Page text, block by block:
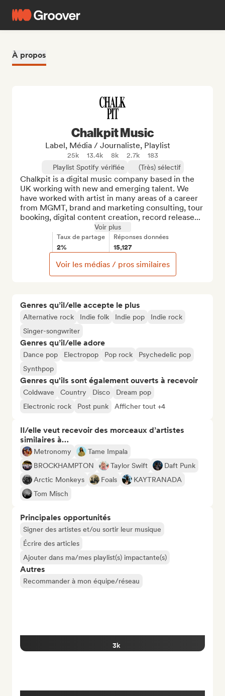
À propos
Genres qu’il/elle accepte le plus
Alternative rock Indie folk Indie pop
Indie rock
Singer-songwriter
Genres qu’il/elle adore
Dance pop Electropop Pop rock
Psychedelic pop
Synthpop
Genres qu'ils sont également ouverts à recevoir
Coldwave Country Disco
Dream pop
Electronic rock
Post punk Afficher tout +4
Il/elle veut recevoir des morceaux d’artistes
similaires à…
Metronomy
Tame Impala
BROCKHAMPTON
Taylor Swift
Daft Punk
Arctic Monkeys
Foals
KAYTRANADA
Tom Misch
Principales opportunités
Signer des artistes et/ou sortir leur musique
Écrire des articles
Ajouter dans ma/mes playlist(s) impactante(s)
Autres
Recommander à mon équipe/réseau
3k
Chalkpit Music
Label, Média / Journaliste, Playlist
25k 13.4k 8k 2.7k
183
Playlist Spotify vérifiée
(Très) sélectif
Chalkpit is a digital music company based in the
UK working with new and emerging talent. We
have worked with artist in many areas of a career
from MGMT, brand and marketing consulting, tour
booking, digital content creation, record release...
Voir plus
Taux de partage
2%
Réponses données
15,127
Voir les médias / pros similaires